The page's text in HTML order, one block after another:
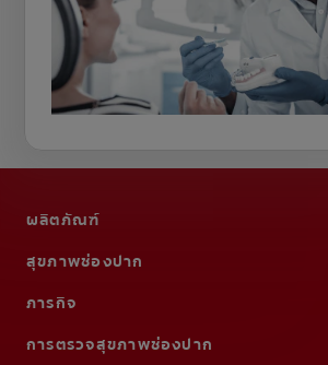
ผลิตภัณฑ์
สุขภาพช่องปาก
ภารกิจ
การตรวจสุขภาพช่องปาก